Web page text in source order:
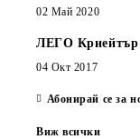
02 Май 2020
ЛЕГО Криейтър
04 Окт 2017
Абонирай се за
Виж всички